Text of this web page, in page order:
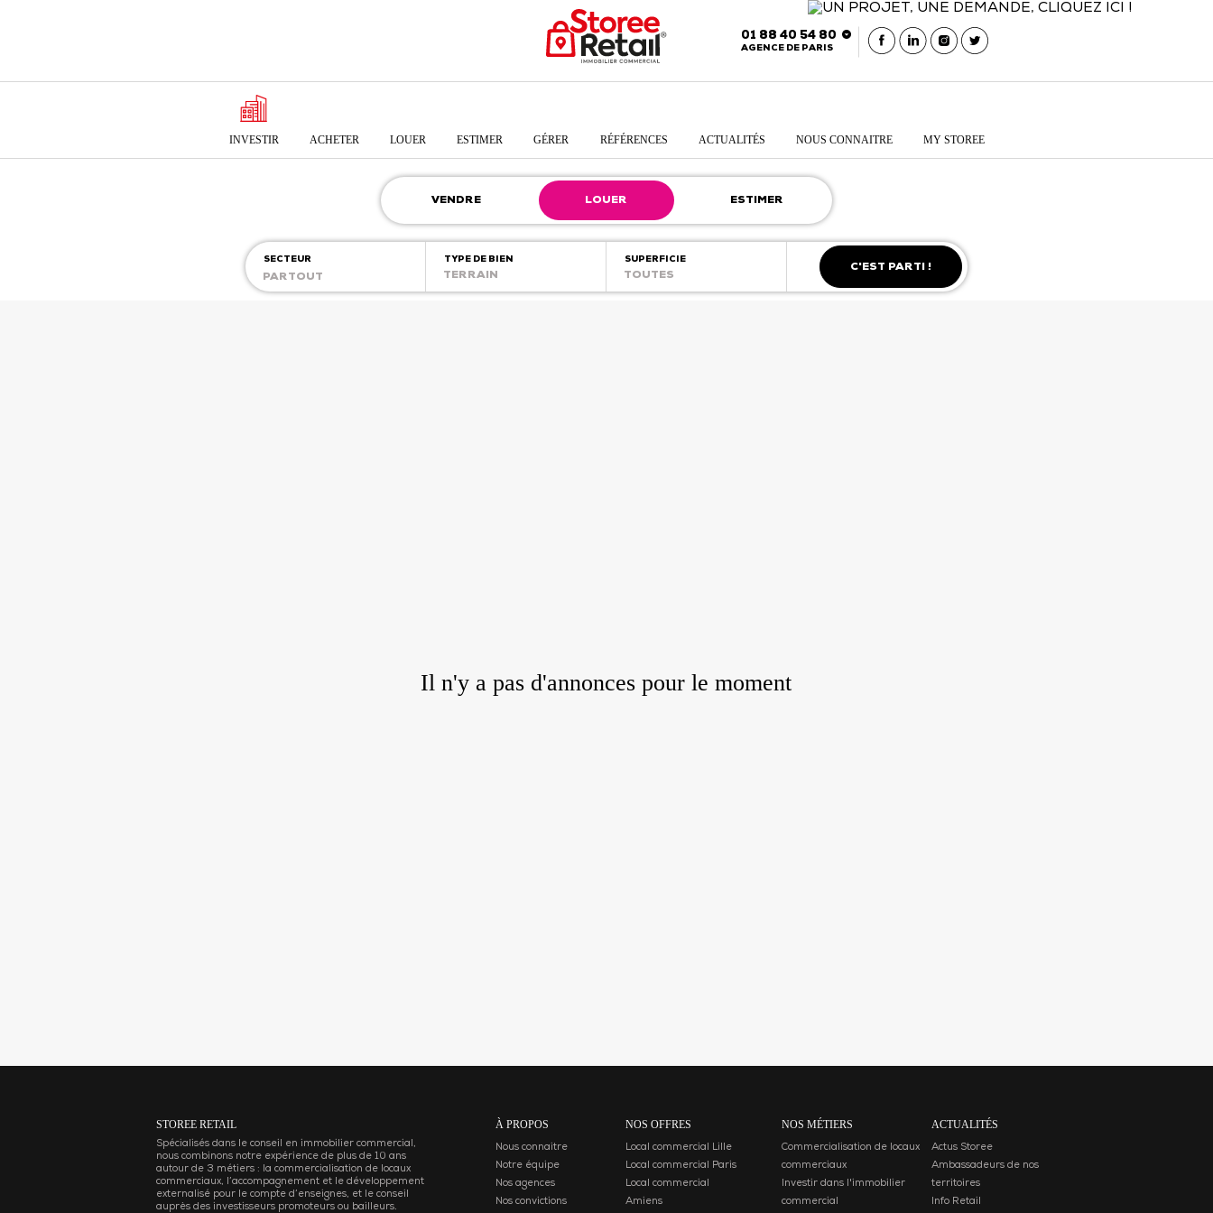
01 88 40 54 80
AGENCE DE PARIS
INVESTIR ACHETER LOUER ESTIMER GÉRER RÉFÉRENCES ACTUALITÉS NOUS CONNAITRE MY STOREE
VENDRE LOUER ESTIMER
SECTEUR TYPE DE BIEN SUPERFICIE
C'EST PARTI !
Il n'y a pas d'annonces pour le moment
STOREE RETAIL
Spécialisés dans le conseil en immobilier commercial,
nous combinons notre expérience de plus de 10 ans
autour de 3 métiers : la commercialisation de locaux
commerciaux, l’accompagnement et le développement
externalisé pour le compte d’enseignes, et le conseil
auprès des investisseurs promoteurs ou bailleurs.
À PROPOS
Nous connaitre
Notre équipe
Nos agences
Nos convictions
NOS OFFRES
Local commercial Lille
Local commercial Paris
Local commercial
Amiens
NOS MÉTIERS
Commercialisation de locaux
commerciaux
Investir dans l'immobilier
commercial
ACTUALITÉS
Actus Storee
Ambassadeurs de nos
territoires
Info Retail